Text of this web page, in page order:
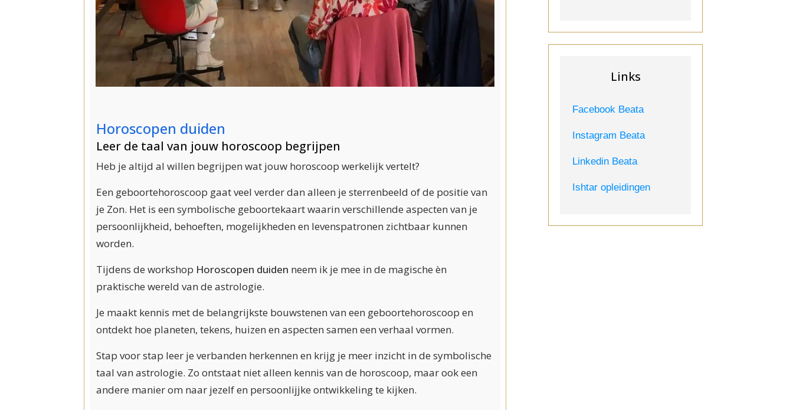
Horoscopen duiden
Leer de taal van jouw horoscoop begrijpen
Heb je altijd al willen begrijpen wat jouw horoscoop werkelijk vertelt?
Een geboortehoroscoop gaat veel verder dan alleen je sterrenbeeld of de positie van
je Zon. Het is een symbolische geboortekaart waarin verschillende aspecten van je
persoonlijkheid, behoeften, mogelijkheden en levenspatronen zichtbaar kunnen
worden.
Tijdens de workshop Horoscopen duiden neem ik je mee in de magische èn
praktische wereld van de astrologie.
Je maakt kennis met de belangrijkste bouwstenen van een geboortehoroscoop en
ontdekt hoe planeten, tekens, huizen en aspecten samen een verhaal vormen.
Stap voor stap leer je verbanden herkennen en krijg je meer inzicht in de symbolische
taal van astrologie. Zo ontstaat niet alleen kennis van de horoscoop, maar ook een
andere manier om naar jezelf en persoonlijjke ontwikkeling te kijken.
Links
Facebook Beata
Instagram Beata
Linkedin Beata
Ishtar opleidingen